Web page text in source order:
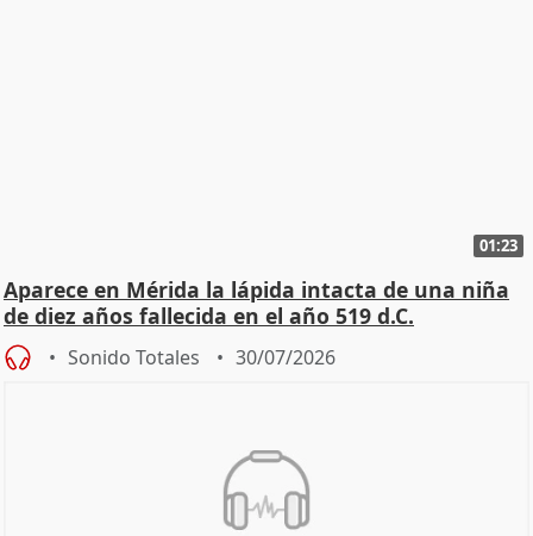
01:23
Aparece en Mérida la lápida intacta de una niña
de diez años fallecida en el año 519 d.C.
Sonido Totales 30/07/2026